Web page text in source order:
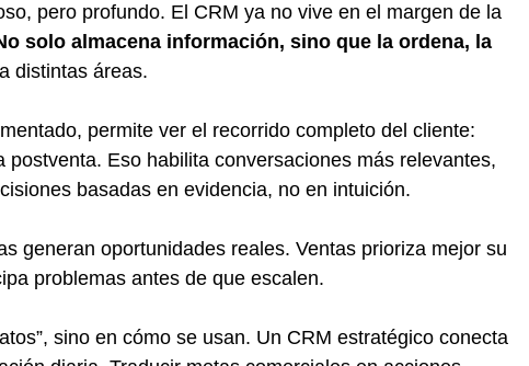
pero profundo. El CRM ya no vive en el margen de la
solo almacena información, sino que la ordena, la
distintas áreas.
permite ver el recorrido completo del cliente:
Eso habilita conversaciones más relevantes,
basadas en evidencia, no en intuición.
generan oportunidades reales. Ventas prioriza mejor su
problemas antes de que escalen.
sino en cómo se usan. Un CRM estratégico conecta